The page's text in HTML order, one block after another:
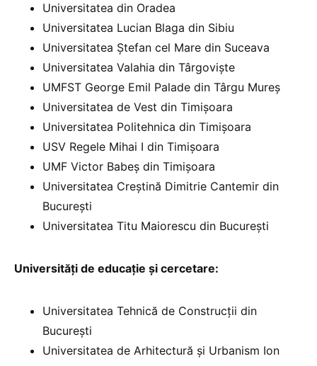
Universitatea din Oradea
Universitatea Lucian Blaga din Sibiu
Universitatea Ștefan cel Mare din Suceava
Universitatea Valahia din Târgoviște
UMFST George Emil Palade din Târgu Mureș
Universitatea de Vest din Timișoara
Universitatea Politehnica din Timișoara
USV Regele Mihai I din Timișoara
UMF Victor Babeș din Timișoara
Universitatea Creștină Dimitrie Cantemir din
București
Universitatea Titu Maiorescu din București
Universități de educație și cercetare:
Universitatea Tehnică de Construcții din
București
Universitatea de Arhitectură și Urbanism Ion